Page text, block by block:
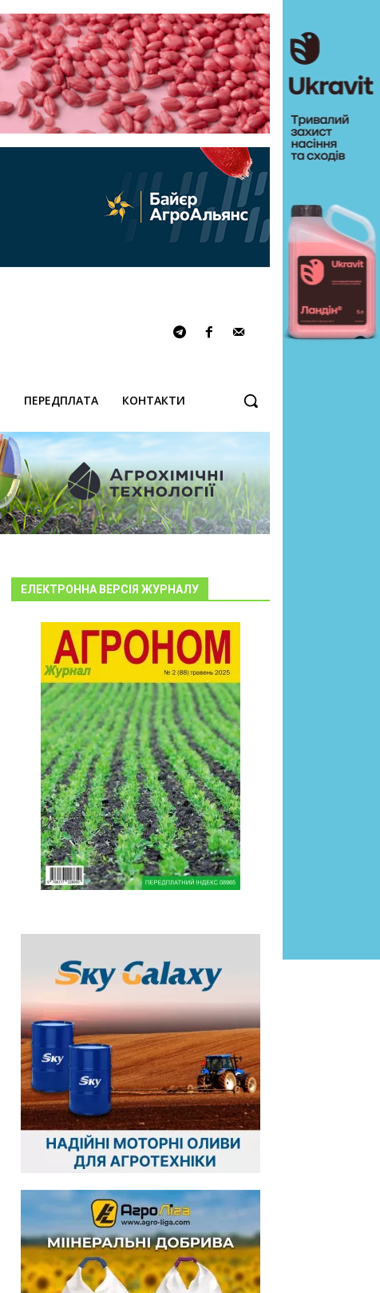
ПЕРЕДПЛАТА КОНТАКТИ
ЕЛЕКТРОННА ВЕРСІЯ ЖУРНАЛУ